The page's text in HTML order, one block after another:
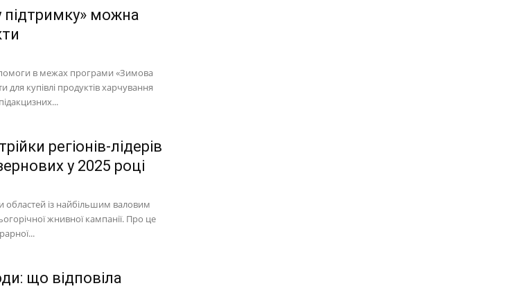
підтримку» можна
в межах програми «Зимова
купівлі продуктів харчування
регіонів-лідерів
у 2025 році
областей із найбільшим валовим
жнивної кампанії. Про це
що відповіла